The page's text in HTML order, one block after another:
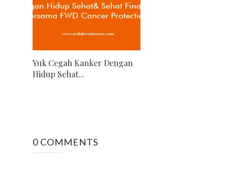
Yuk Cegah Kanker Dengan
Hidup Sehat...
0 COMMENTS